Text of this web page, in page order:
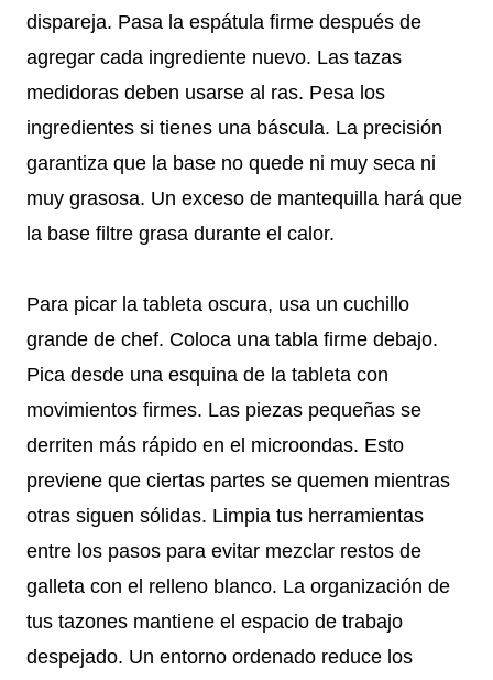
dispareja. Pasa la espátula firme después de
agregar cada ingrediente nuevo. Las tazas
medidoras deben usarse al ras. Pesa los
ingredientes si tienes una báscula. La precisión
garantiza que la base no quede ni muy seca ni
muy grasosa. Un exceso de mantequilla hará que
la base filtre grasa durante el calor.
Para picar la tableta oscura, usa un cuchillo
grande de chef. Coloca una tabla firme debajo.
Pica desde una esquina de la tableta con
movimientos firmes. Las piezas pequeñas se
derriten más rápido en el microondas. Esto
previene que ciertas partes se quemen mientras
otras siguen sólidas. Limpia tus herramientas
entre los pasos para evitar mezclar restos de
galleta con el relleno blanco. La organización de
tus tazones mantiene el espacio de trabajo
despejado. Un entorno ordenado reduce los